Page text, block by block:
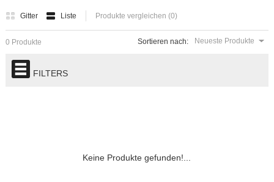
Gitter Liste Produkte vergleichen (0)
Sortieren nach: Neueste Produkte
0 Produkte
FILTERS
Keine Produkte gefunden!...